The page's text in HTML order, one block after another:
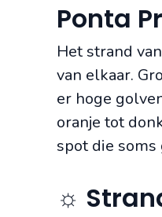
Ponta
Het strand
van elkaar.
er hoge
oranje tot
spot die
☼